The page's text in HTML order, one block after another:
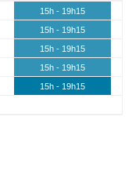
15h - 19h15
15h - 19h15
15h - 19h15
15h - 19h15
15h - 19h15